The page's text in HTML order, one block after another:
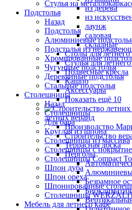
из дерева
из
лаунж
садовая
складные
Столы для летнего
Стулья для
Подвесные кресла
Кашпо
Аксессуары
Показать ещё 10
летних веранд
Производство
Строительство
Террасная доска
Перголы
Безрамное
Стулья на
Подстолья
Назад
Подстолья
Алюминиевые
Подстолья из
Хромированные
Чугунные подстолья
Деревянные подстолья
Стальные подстолья
Столешницы
Назад
Столешницы
Для бара
Круглая из шпона
Столешницы из массива
Столешницы с
Столешницы Сompact
Шпон дуба
Шпон ореха
Шпонированные
Столешницы
Мебель для летнего кафе